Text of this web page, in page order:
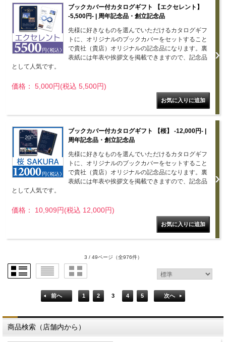
ブックカバー付カタログギフト 【エクセレント】
-5,500円- | 周年記念品・創立記念品
先様に好きなものを選んでいただけるカタログギフ
トに、オリジナルのブックカバーをセットすること
で貴社（貴店）オリジナルの記念品になります。裏
表紙には年表や挨拶文を掲載できますので、記念品
として人気です。
価格： 5,000円(税込 5,500円)
ブックカバー付カタログギフト 【桜】 -12,000円- |
周年記念品・創立記念品
先様に好きなものを選んでいただけるカタログギフ
トに、オリジナルのブックカバーをセットすること
で貴社（貴店）オリジナルの記念品になります。裏
表紙には年表や挨拶文を掲載できますので、記念品
として人気です。
価格： 10,909円(税込 12,000円)
3 / 49ページ （全976件）
前へ 1 2 3 4 5 次へ
商品検索（店舗内から）